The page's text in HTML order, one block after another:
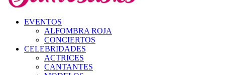
EVENTOS
ALFOMBRA ROJA
CONCIERTOS
CELEBRIDADES
ACTRICES
CANTANTES